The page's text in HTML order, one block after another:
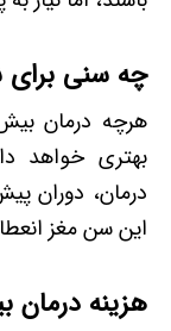
چه سنی برای
هرچه درمان
بهتری خواهد
درمان، دوران
این سن مغز
هزینه